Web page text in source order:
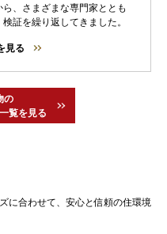
ら、さまざまな専門家ととも
証を繰り返してきました。
見る
の
覧を見る
に合わせて、安心と信頼の住環境